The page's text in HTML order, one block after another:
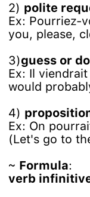
2) polite
Ex: Pourriez-
you, please,
3)guess or
Ex: Il
would
4)
Ex: On
(Let's go to
~ Formula:
verb